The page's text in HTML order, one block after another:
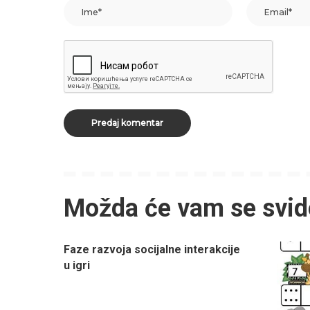
Možda će vam se
Faze razvoja socijalne interakcije
u igri